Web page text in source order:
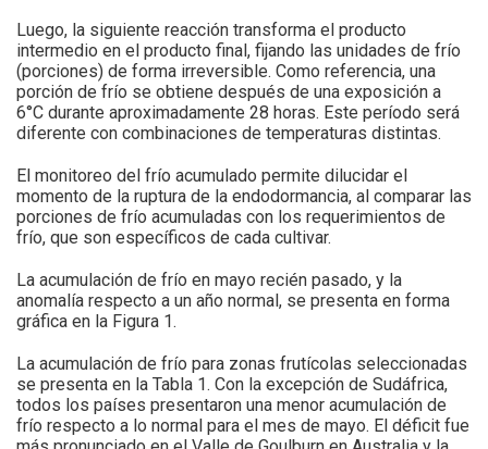
Luego, la siguiente reacción transforma el producto
intermedio en el producto final, fijando las unidades de frío
(porciones) de forma irreversible. Como referencia, una
porción de frío se obtiene después de una exposición a
6°C durante aproximadamente 28 horas. Este período será
diferente con combinaciones de temperaturas distintas.
El monitoreo del frío acumulado permite dilucidar el
momento de la ruptura de la endodormancia, al comparar las
porciones de frío acumuladas con los requerimientos de
frío, que son específicos de cada cultivar.
La acumulación de frío en mayo recién pasado, y la
anomalía respecto a un año normal, se presenta en forma
gráfica en la Figura 1.
La acumulación de frío para zonas frutícolas seleccionadas
se presenta en la Tabla 1. Con la excepción de Sudáfrica,
todos los países presentaron una menor acumulación de
frío respecto a lo normal para el mes de mayo. El déficit fue